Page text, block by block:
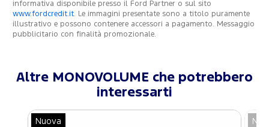
informativa disponibile presso il Ford Partner o sul sito
www.fordcredit.it . Le immagini presentate sono a titolo puramente
illustrativo e possono contenere accessori a pagamento. Messaggio
pubblicitario con finalità promozionale.
Altre MONOVOLUME che potrebbero
interessarti
Nuova